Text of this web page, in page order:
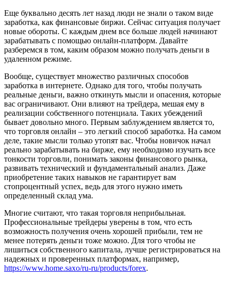
Еще буквально десять лет назад люди не знали о таком виде
заработка, как финансовые биржи. Сейчас ситуация получает
новые обороты. С каждым днем все больше людей начинают
зарабатывать с помощью онлайн-платформ. Давайте
разберемся в том, каким образом можно получать деньги в
удаленном режиме.
Вообще, существует множество различных способов
заработка в интернете. Однако для того, чтобы получать
реальные деньги, важно откинуть мысли и опасения, которые
вас ограничивают. Они влияют на трейдера, мешая ему в
реализации собственного потенциала. Таких убеждений
бывает довольно много. Первым заблуждением является то,
что торговля онлайн – это легкий способ заработка. На самом
деле, такие мысли только утопят вас. Чтобы новичок начал
реально зарабатывать на бирже, ему необходимо изучать все
тонкости торговли, понимать законы финансового рынка,
развивать технический и фундаментальный анализ. Даже
приобретение таких навыков не гарантирует вам
стопроцентный успех, ведь для этого нужно иметь
определенный склад ума.
Многие считают, что такая торговля неприбыльная.
Профессиональные трейдеры уверены в том, что есть
возможность получения очень хорошей прибыли, тем не
менее потерять деньги тоже можно. Для того чтобы не
лишиться собственного капитала, лучше регистрироваться на
надежных и проверенных платформах, например,
https://www.home.saxo/ru-ru/products/forex.